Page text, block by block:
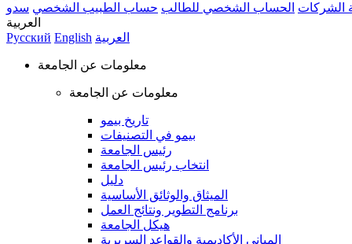
الشركات الحساب الشخصي للطالب حساب الطبيب الشخصي سدو
العربية
Русский English العربية
معلومات عن الجامعة
معلومات عن الجامعة
تاريخ بيمو
بيمو في التصنيفات
رئيس الجامعة
انتخاب رئيس الجامعة
دليل
الميثاق والوثائق الأساسية
برنامج التطوير ونتائج العمل
هيكل الجامعة
المباني الأكاديمية والقواعد السريرية